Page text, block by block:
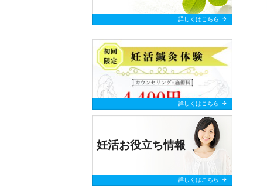
詳しくはこちら arrow_forward
詳しくはこちら arrow_forward
妊活お役立ち情報
詳しくはこちら arrow_forward